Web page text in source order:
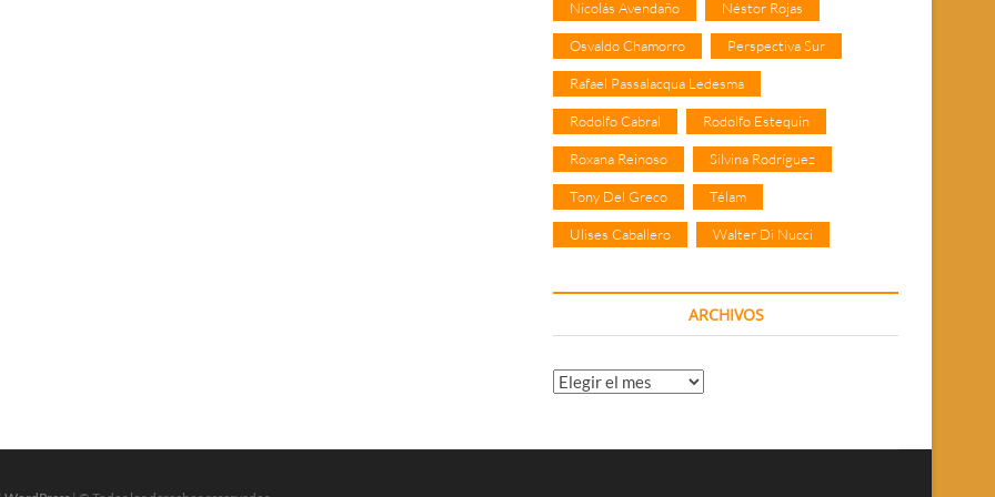
Nicolás Avendaño Néstor Rojas
Osvaldo Chamorro Perspectiva Sur
Rafael Passalacqua Ledesma
Rodolfo Cabral Rodolfo Estequin
Roxana Reinoso Silvina Rodríguez
Tony Del Greco Télam
Ulises Caballero Walter Di Nucci
ARCHIVOS
Archivos